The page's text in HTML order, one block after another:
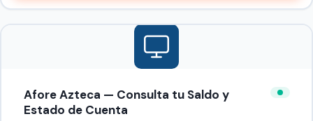
Afore Azteca — Consulta tu Saldo y
Estado de Cuenta